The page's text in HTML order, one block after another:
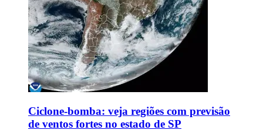
Ciclone-bomba: veja regiões com previsão
de ventos fortes no estado de SP